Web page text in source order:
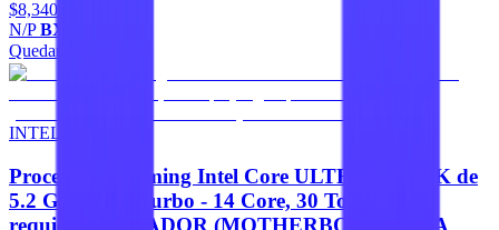
$8,340
N/PBX80768265
Quedan 5
INTEL
Procesador Gaming Intel Core ULTRA 5 - 245K de
5.2 GHz Max Turbo - 14 Core, 30 Tops (IA),
requiere DISIPADOR (MOTHERBOARD LGA